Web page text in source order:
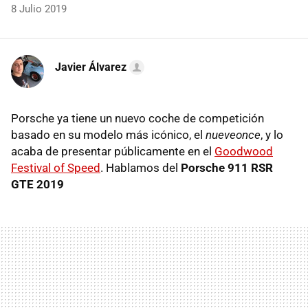
8 Julio 2019
Javier Álvarez
Porsche ya tiene un nuevo coche de competición
basado en su modelo más icónico, el nueveonce, y lo
acaba de presentar públicamente en el Goodwood
Festival of Speed. Hablamos del Porsche 911 RSR
GTE 2019